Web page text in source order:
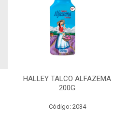
HALLEY TALCO ALFAZEMA
200G
Código: 2034